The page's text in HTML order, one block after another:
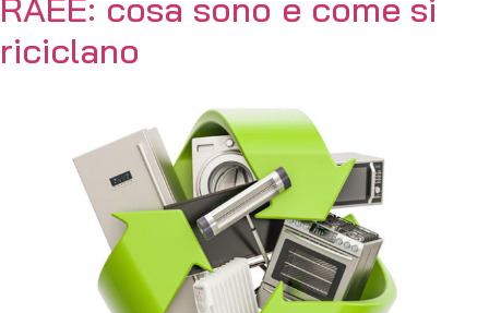
RAEE: cosa sono e come si
riciclano